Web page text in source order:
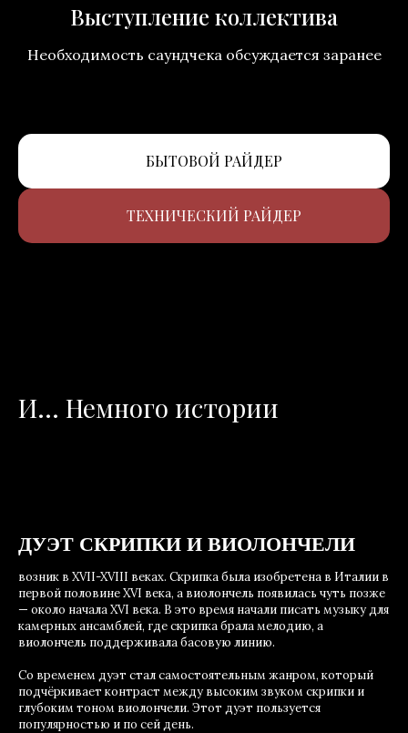
Выступление коллектива
Необходимость саундчека обсуждается заранее
БЫТОВОЙ РАЙДЕР
ТЕХНИЧЕСКИЙ РАЙДЕР
И... Немного истории
ДУЭТ СКРИПКИ И ВИОЛОНЧЕЛИ
возник в XVII-XVIII веках. Скрипка была изобретена в Италии в
первой половине XVI века, а виолончель появилась чуть позже
— около начала XVI века. В это время начали писать музыку для
камерных ансамблей, где скрипка брала мелодию, а
виолончель поддерживала басовую линию.
Со временем дуэт стал самостоятельным жанром, который
подчёркивает контраст между высоким звуком скрипки и
глубоким тоном виолончели. Этот дуэт пользуется
популярностью и по сей день.